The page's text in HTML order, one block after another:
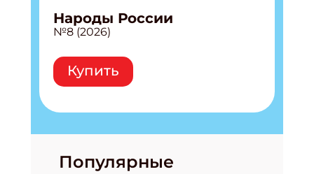
Народы России
№8 (2026)
Купить
Популярные